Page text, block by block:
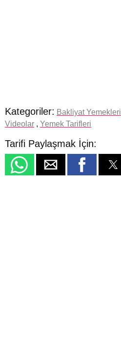
Kategoriler: Bakliyat Yemekleri
Videolar , Yemek Tarifleri
Tarifi Paylaşmak İçin: